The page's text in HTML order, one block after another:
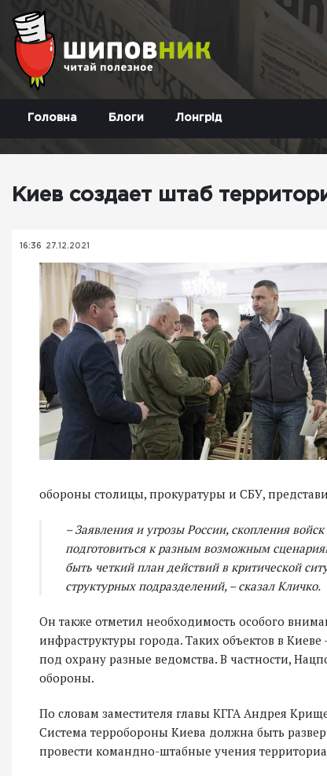
Головна Блоги Лонгрід
Киев создает штаб
16:36 27.12.2021
обороны столицы, прокуратуры и СБУ,
– Заявления и угрозы России, скопления
подготовиться к разным возможным
быть четкий план действий в критической
структурных подразделений, – сказал Кличко.
Он также отметил необходимость особого
инфраструктуры города. Таких объектов в
под охрану разные ведомства. В частности,
обороны.
По словам заместителя главы КГГА Андрея
Система терробороны Киева должна быть
провести командно-штабные учения